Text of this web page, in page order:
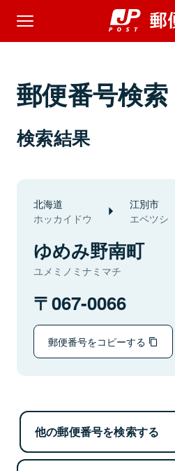
郵便番号検索
検索結果
北海道
ホッカイドウ
江別市
エベツシ
ゆめみ野南町
ユメミノミナミマチ
067-0066
郵便番号をコピーする
他の郵便番号を検索する